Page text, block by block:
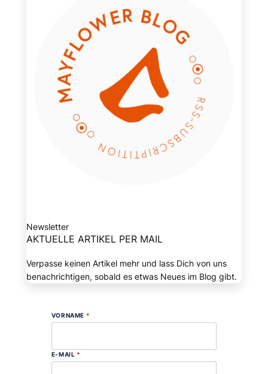
Newsletter
AKTUELLE ARTIKEL PER MAIL
Verpasse keinen Artikel mehr und lass Dich von uns
benachrichtigen, sobald es etwas Neues im Blog gibt.
VORNAME *
E-MAIL *